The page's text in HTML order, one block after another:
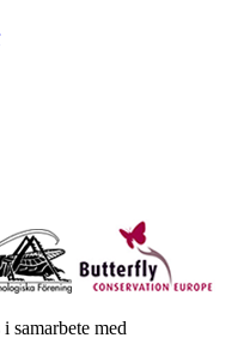
samarbete med